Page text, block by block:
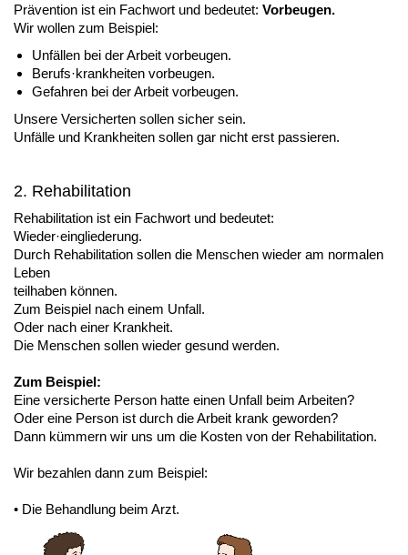
Prävention ist ein Fachwort und bedeutet: Vorbeugen.
Wir wollen zum Beispiel:
Unfällen bei der Arbeit vorbeugen.
Berufs·krankheiten vorbeugen.
Gefahren bei der Arbeit vorbeugen.
Unsere Versicherten sollen sicher sein.
Unfälle und Krankheiten sollen gar nicht erst passieren.
2. Rehabilitation
Rehabilitation ist ein Fachwort und bedeutet:
Wieder·eingliederung.
Durch Rehabilitation sollen die Menschen wieder am normalen
Leben
teilhaben können.
Zum Beispiel nach einem Unfall.
Oder nach einer Krankheit.
Die Menschen sollen wieder gesund werden.
Zum Beispiel:
Eine versicherte Person hatte einen Unfall beim Arbeiten?
Oder eine Person ist durch die Arbeit krank geworden?
Dann kümmern wir uns um die Kosten von der Rehabilitation.
Wir bezahlen dann zum Beispiel:
• Die Behandlung beim Arzt.